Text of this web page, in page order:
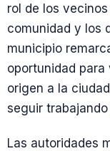
rol de los
comunidad y los
municipio
oportunidad
origen a la
seguir
Las autoridades